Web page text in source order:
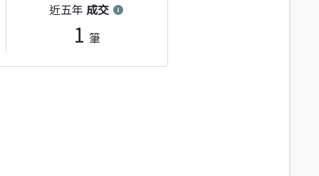
近五年 成交
1 筆